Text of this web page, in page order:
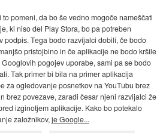
to pomeni, da bo še vedno mogoče nameščati
ki niso del Play Stora, bo pa potreben
podpis. Tega bodo razvijalci dobili, če bodo
pristojbino in če aplikacije ne bodo kršile
pogojev uporabe, sami pa se bodo
Tak primer bi bila na primer aplikacija
za ogledovanje posnetkov na YouTubu brez
brez povezave, zaradi česar njeni razvijalci že
izginotjem aplikacije. Kako bo potekalo
založnikov, je Google...